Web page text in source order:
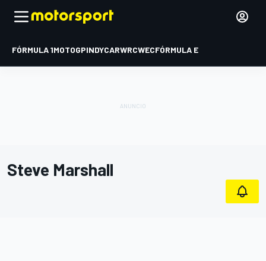
FÓRMULA 1MOTOGPINDYCARWRCWECFÓRMULA E
Steve Marshall